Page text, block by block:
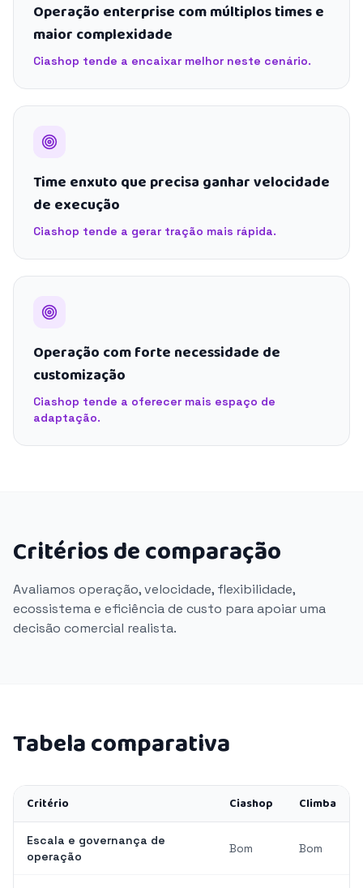
Operação enterprise com múltiplos times e
maior complexidade
Ciashop tende a encaixar melhor neste cenário.
Time enxuto que precisa ganhar velocidade
de execução
Ciashop tende a gerar tração mais rápida.
Operação com forte necessidade de
customização
Ciashop tende a oferecer mais espaço de
adaptação.
Critérios de comparação
Avaliamos operação, velocidade, flexibilidade,
ecossistema e eficiência de custo para apoiar uma
decisão comercial realista.
Tabela comparativa
Critério Ciashop Climba
Escala e governança de
operação
Bom Bom